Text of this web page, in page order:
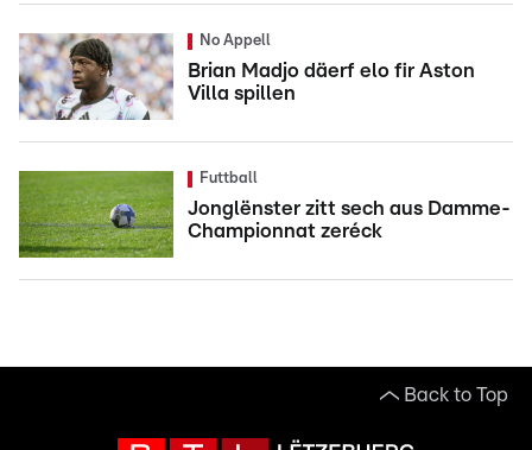
No Appell
Brian Madjo däerf elo fir Aston
Villa spillen
Futtball
Jonglënster zitt sech aus Damme-
Championnat zeréck
Back to Top